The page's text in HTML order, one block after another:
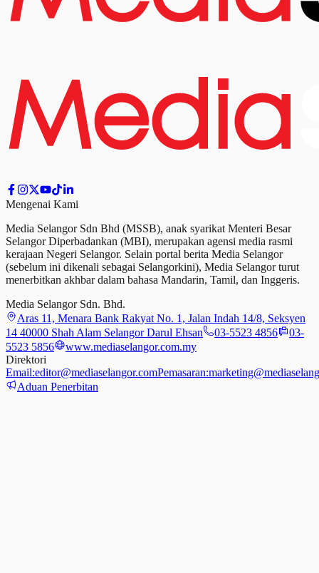
Mengenai Kami
Media Selangor Sdn Bhd (MSSB), anak syarikat Menteri Besar
Selangor Diperbadankan (MBI), merupakan agensi media rasmi
kerajaan Negeri Selangor. Selain portal berita Media Selangor
(sebelum ini dikenali sebagai Selangorkini), Media Selangor turut
menerbitkan akhbar dalam bahasa Mandarin, Tamil, dan Inggeris.
Media Selangor Sdn. Bhd.
Aras 11, Menara Bank Rakyat No. 1, Jalan Indah 14/8, Seksyen
14 40000 Shah Alam Selangor Darul Ehsan
03-5523 4856
03-
5523 5856
www.mediaselangor.com.my
Direktori
Email:editor@mediaselangor.comPemasaran:
Aduan Penerbitan